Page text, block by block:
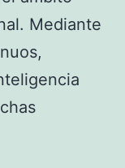
Mediante